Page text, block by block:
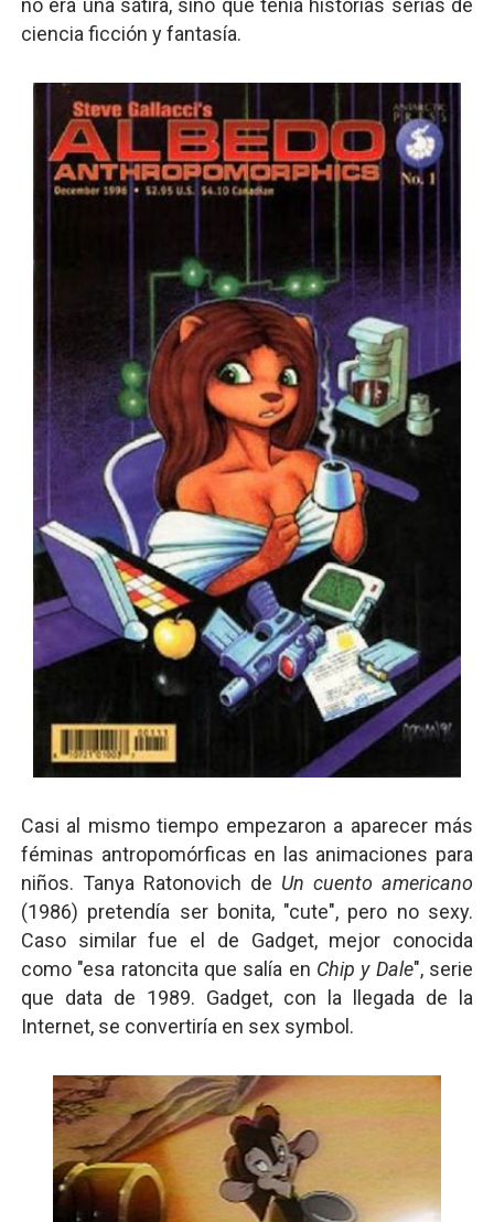
no era una sátira, sino que tenía historias serias de
ciencia ficción y fantasía.
Casi al mismo tiempo empezaron a aparecer más
féminas antropomórficas en las animaciones para
niños. Tanya Ratonovich de Un cuento americano
(1986) pretendía ser bonita, "cute", pero no sexy.
Caso similar fue el de Gadget, mejor conocida
como "esa ratoncita que salía en Chip y Dale", serie
que data de 1989. Gadget, con la llegada de la
Internet, se convertiría en sex symbol.